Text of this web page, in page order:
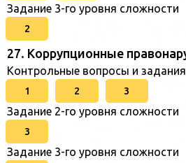
Задание 3-го уровня сложности
2
27. Коррупционные
Контрольные вопросы и задания
1 2 3
Задание 2-го уровня сложности
3
Задание 3-го уровня сложности